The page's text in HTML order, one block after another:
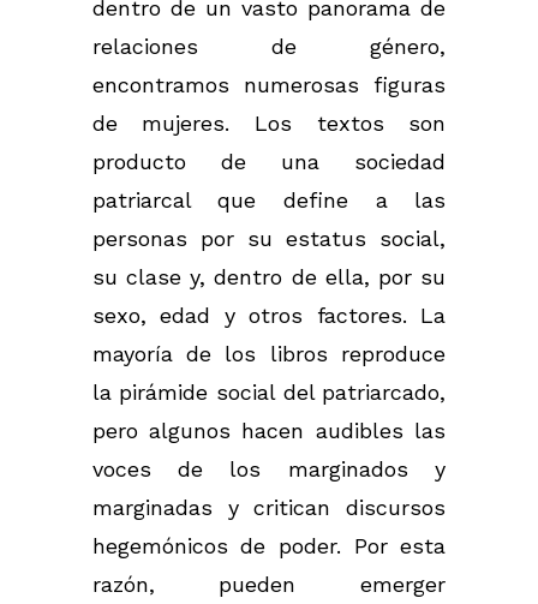
dentro de un vasto panorama de
relaciones de género,
encontramos numerosas figuras
de mujeres. Los textos son
producto de una sociedad
patriarcal que define a las
personas por su estatus social,
su clase y, dentro de ella, por su
sexo, edad y otros factores. La
mayoría de los libros reproduce
la pirámide social del patriarcado,
pero algunos hacen audibles las
voces de los marginados y
marginadas y critican discursos
hegemónicos de poder. Por esta
razón, pueden emerger